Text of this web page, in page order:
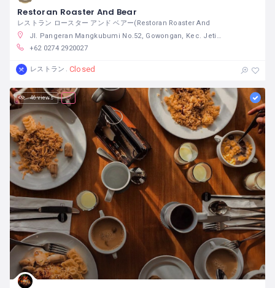
Restoran Roaster And Bear
レストラン ロースター アンド ベアー(Restoran Roaster And
Jl. Pangeran Mangkubumi No.52, Gowongan, Kec. Jetis, Kota Yogyakarta, Daerah Istimewa Yogyakarta 55233
+62 0274 2920027
レストラン Closed
46 views